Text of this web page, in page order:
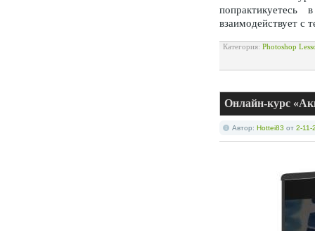
взаимодействует с
Категория: Photoshop
Онлайн-курс
Автор: Hottei83 от 2-11-